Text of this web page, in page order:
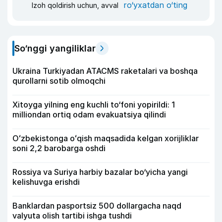
Izoh qoldirish uchun, avval ro‘yxatdan o‘ting
So‘nggi yangiliklar
Ukraina Turkiyadan ATACMS raketalari va boshqa
qurollarni sotib olmoqchi
Xitoyga yilning eng kuchli to‘foni yopirildi: 1
milliondan ortiq odam evakuatsiya qilindi
Oʻzbekistonga oʻqish maqsadida kelgan xorijliklar
soni 2,2 barobarga oshdi
Rossiya va Suriya harbiy bazalar bo‘yicha yangi
kelishuvga erishdi
Banklardan pasportsiz 500 dollargacha naqd
valyuta olish tartibi ishga tushdi